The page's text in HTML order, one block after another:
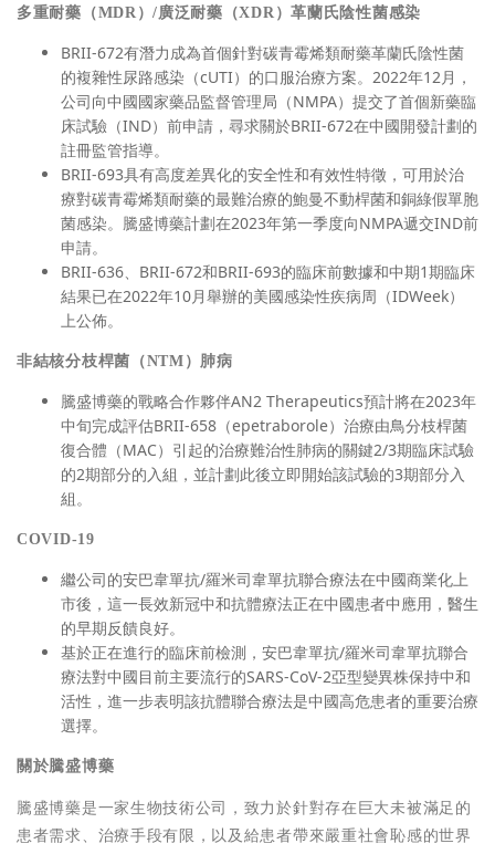
多重耐藥（MDR）/廣泛耐藥（XDR）革蘭氏陰性菌感染
BRII-672有潛力成為首個針對碳青霉烯類耐藥革蘭氏陰性菌
的複雜性尿路感染（cUTI）的口服治療方案。2022年12月，
公司向中國國家藥品監督管理局（NMPA）提交了首個新藥臨
床試驗（IND）前申請，尋求關於BRII-672在中國開發計劃的
註冊監管指導。
BRII-693具有高度差異化的安全性和有效性特徵，可用於治
療對碳青霉烯類耐藥的最難治療的鮑曼不動桿菌和銅綠假單胞
菌感染。騰盛博藥計劃在2023年第一季度向NMPA遞交IND前
申請。
BRII-636、BRII-672和BRII-693的臨床前數據和中期1期臨床
結果已在2022年10月舉辦的美國感染性疾病周（IDWeek）
上公佈。
非結核分枝桿菌（NTM）肺病
騰盛博藥的戰略合作夥伴AN2 Therapeutics預計將在2023年
中旬完成評估BRII-658（epetraborole）治療由鳥分枝桿菌
復合體（MAC）引起的治療難治性肺病的關鍵2/3期臨床試驗
的2期部分的入組，並計劃此後立即開始該試驗的3期部分入
組。
COVID-19
繼公司的安巴韋單抗/羅米司韋單抗聯合療法在中國商業化上
市後，這一長效新冠中和抗體療法正在中國患者中應用，醫生
的早期反饋良好。
基於正在進行的臨床前檢測，安巴韋單抗/羅米司韋單抗聯合
療法對中國目前主要流行的SARS-CoV-2亞型變異株保持中和
活性，進一步表明該抗體聯合療法是中國高危患者的重要治療
選擇。
關於騰盛博藥
騰盛博藥是一家生物技術公司，致力於針對存在巨大未被滿足的
患者需求、治療手段有限，以及給患者帶來嚴重社會恥感的世界